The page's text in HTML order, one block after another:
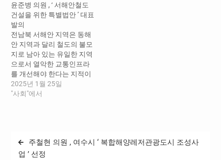
사각지대에 놓여 있다는 지
적이 제기된다 . 실제로 러시
아 - 우크라이나 전쟁에서는
우크라이나 체르노빌 원전
과 러시아 서부 노보보로네
시 원전이 드론 공격을 받았
으며…
윤준병 의원 , ‘ 서해안철도
건설을 위한 특별법안 ’ 대표
발의
전남북 서해안 지역은 동해
안 지역과 달리 철도의 불모
지로 남아 있는 유일한 지역
으로서 열악한 교통인프라
를 개선해야 한다는 지적이
높은 가운데 , 전남북 서해안
지역의 교통접근성 향상 및 ‘
국회의원 ( 더불어민주당 ,
국회 예산결산특별위원회 )
2025년 1월 25일
"사회"에서
글
탐
주철현 의원 , 여수시 ‘ 복합해양레저관광도시 조성사
업 ’ 선정